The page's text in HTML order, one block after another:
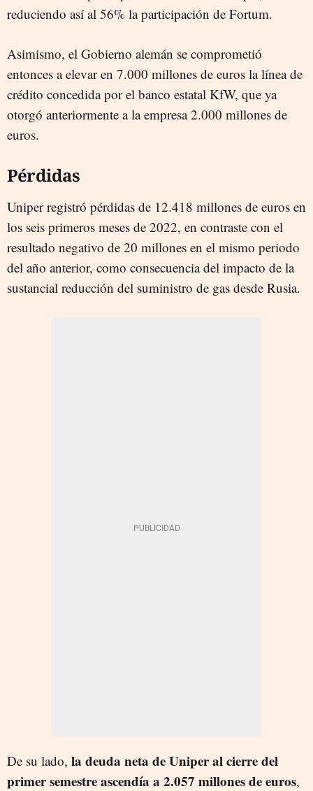
reduciendo así al 56% la participación de Fortum.
Asimismo, el Gobierno alemán se comprometió
entonces a elevar en 7.000 millones de euros la línea de
crédito concedida por el banco estatal KfW, que ya
otorgó anteriormente a la empresa 2.000 millones de
euros.
Pérdidas
Uniper registró pérdidas de 12.418 millones de euros en
los seis primeros meses de 2022, en contraste con el
resultado negativo de 20 millones en el mismo periodo
del año anterior, como consecuencia del impacto de la
sustancial reducción del suministro de gas desde Rusia.
De su lado, la deuda neta de Uniper al cierre del
primer semestre ascendía a 2.057 millones de euros,